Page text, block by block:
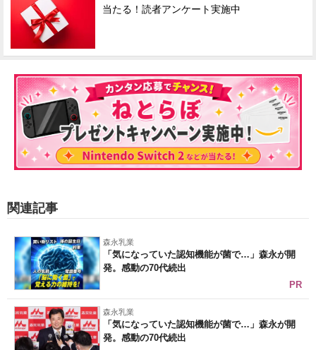
当たる！読者アンケート実施中
関連記事
森永乳業
「気になっていた認知機能が菌で…」森永が開
発。感動の70代続出
PR
森永乳業
「気になっていた認知機能が菌で…」森永が開
発。感動の70代続出